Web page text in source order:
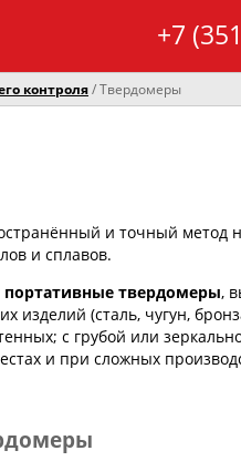
+7
контроля / Твердомеры
и точный метод
и сплавов.
портативные твердомеры,
изделий (сталь, чугун,
с грубой или
и при сложных